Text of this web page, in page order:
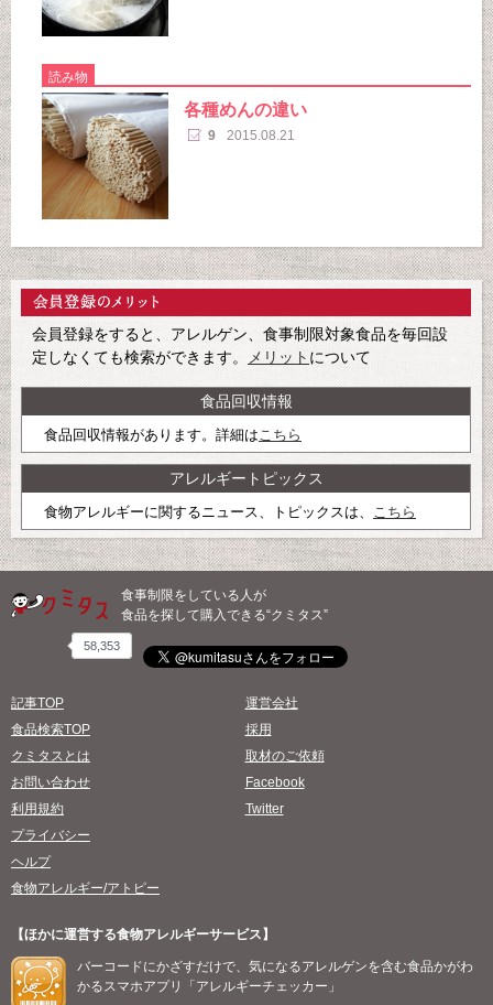
読み物
各種めんの違い
9 2015.08.21
会員登録をすると、アレルゲン、食事制限対象食品を毎回設
定しなくても検索ができます。
メリット について
食品回収情報
食品回収情報があります。詳細はこちら
アレルギートピックス
食物アレルギーに関するニュース、トピックスは、 こちら
食事制限をしている人が
食品を探して購入できる“クミタス”
58,353
記事TOP
食品検索TOP
クミタスとは
お問い合わせ
利用規約
プライバシー
ヘルプ
食物アレルギー/アトピー
運営会社
採用
取材のご依頼
Facebook
Twitter
【ほかに運営する食物アレルギーサービス】
バーコードにかざすだけで、気になるアレルゲンを含む食品かがわ
かるスマホアプリ「アレルギーチェッカー」